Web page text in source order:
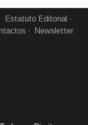
Estatuto Editorial
Newsletter